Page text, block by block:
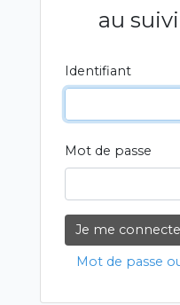
au
Identifiant
Mot de passe
Je me connecte
Mot de passe